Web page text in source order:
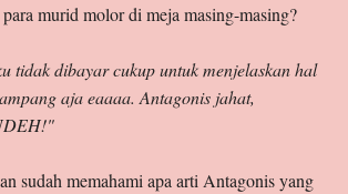
murid molor di meja masing-masing?
tidak dibayar cukup untuk menjelaskan hal
aja eaaaa. Antagonis jahat,
sudah memahami apa arti Antagonis yang